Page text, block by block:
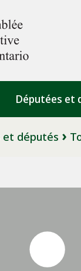
de l'Ontario
Députées et
et députés